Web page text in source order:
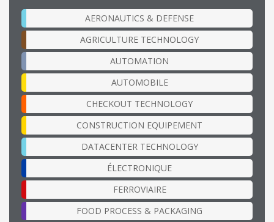
AERONAUTICS & DEFENSE
AGRICULTURE TECHNOLOGY
AUTOMATION
AUTOMOBILE
CHECKOUT TECHNOLOGY
CONSTRUCTION EQUIPEMENT
DATACENTER TECHNOLOGY
ÉLECTRONIQUE
FERROVIAIRE
FOOD PROCESS & PACKAGING